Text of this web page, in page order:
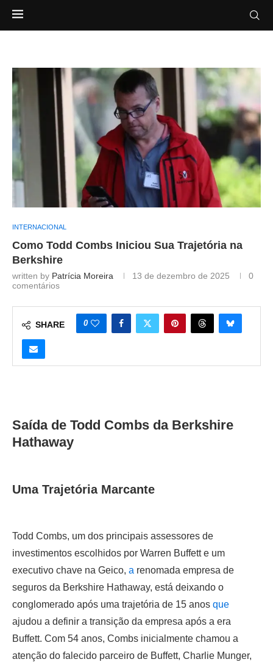
INTERNACIONAL
Como Todd Combs Iniciou Sua Trajetória na
Berkshire
written by Patrícia Moreira 13 de dezembro de 2025
0
comentários
SHARE 0
Saída de Todd Combs da Berkshire
Hathaway
Uma Trajetória Marcante
Todd Combs, um dos principais assessores de
investimentos escolhidos por Warren Buffett e um
executivo chave na Geico, a renomada empresa de
seguros da Berkshire Hathaway, está deixando o
conglomerado após uma trajetória de 15 anos que
ajudou a definir a transição da empresa após a era
Buffett. Com 54 anos, Combs inicialmente chamou a
atenção do falecido parceiro de Buffett, Charlie Munger,